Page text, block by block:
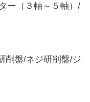
ー（３軸～５軸）/
削盤/ネジ研削盤/ジ